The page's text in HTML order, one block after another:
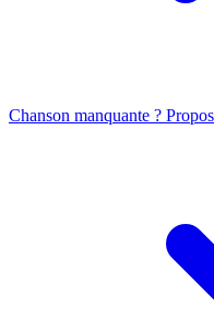
Chanson manquante ?